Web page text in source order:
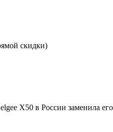
скидки)
X50 в России заменила